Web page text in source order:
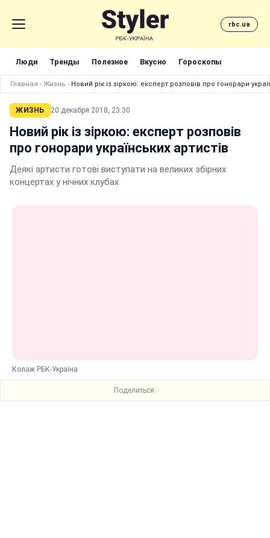
rbc.ua
Люди Тренды Полезное Вкусно Гороскопы
Главная › Жизнь › Новий рік із зіркою: експерт розповів про гонорари
ЖИЗНЬ 20 декабря 2018, 23:30
Новий рік із зіркою: експерт розповів
про гонорари українських артистів
Деякі артисти готові виступати на великих збірних
концертах у нічних клубах
Колаж РБК-Україна
Поделиться: